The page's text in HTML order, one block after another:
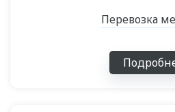
Перевозка